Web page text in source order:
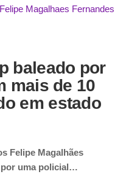
baleado por
mais de 10
em estado
Felipe Magalhães
por uma policial…